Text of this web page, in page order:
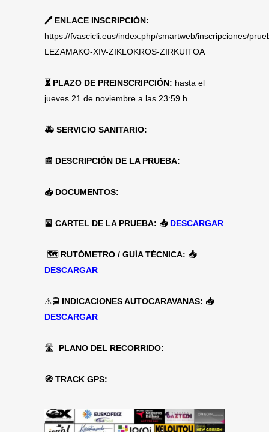
🖊 ENLACE INSCRIPCIÓN:
https://fvascicli.eus/index.php/smartweb/inscripciones/
LEZAMAKO-XIV-ZIKLOKROS-ZIRKUITOA
⏳ PLAZO DE PREINSCRIPCIÓN: hasta el
jueves 21 de noviembre a las 23:59 h
🚑 SERVICIO SANITARIO:
📰 DESCRIPCIÓN DE LA PRUEBA:
📥 DOCUMENTOS:
🎴 CARTEL DE LA PRUEBA: 📥 DESCARGAR
🗺 RUTÓMETRO / GUÍA TÉCNICA: 📥
DESCARGAR
⚠🚍 INDICACIONES AUTOCARAVANAS: 📥
DESCARGAR
🛣 PLANO DEL RECORRIDO:
🧭 TRACK GPS: